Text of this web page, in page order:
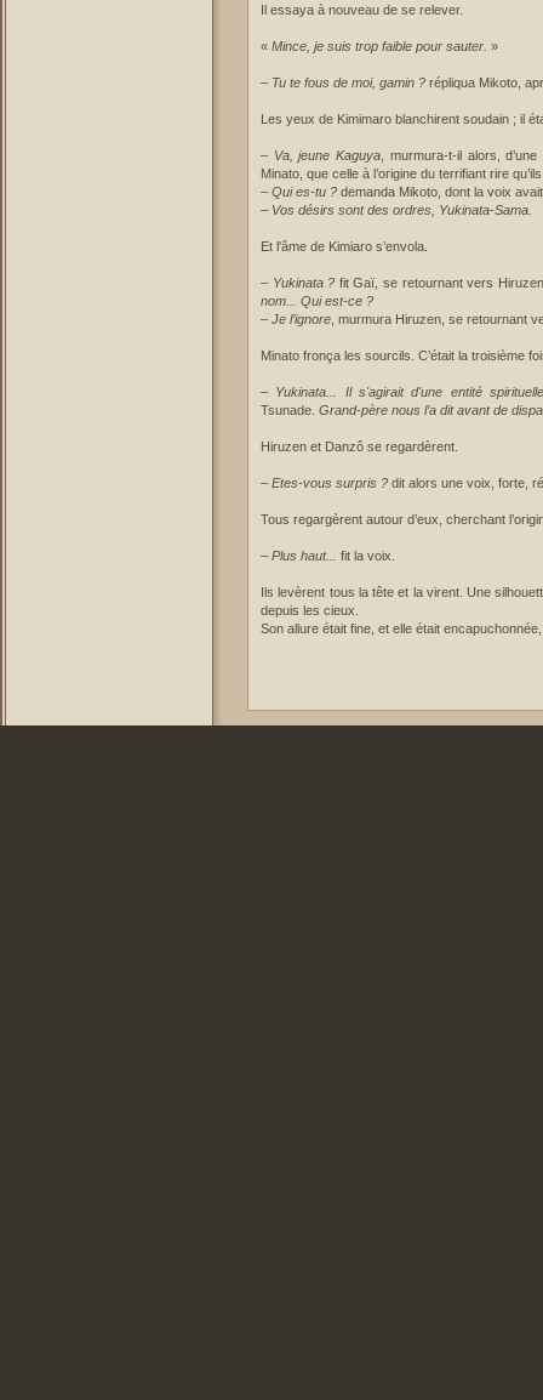
Il essaya à nouveau de se relever.
« Mince, je suis trop faible pour sauter. »
– Tu te fous de moi, gamin ? répliqua Mikoto,
Les yeux de Kimimaro blanchirent soudain ; il
– Va, jeune Kaguya , murmura-t-il alors,
Minato, que celle à l’origine du terrifiant rire
– Qui es-tu ? demanda Mikoto, dont la voix
– Vos désirs sont des ordres, Yukinata-Sama.
Et l'âme de Kimiaro s’envola.
– Yukinata ? fit Gaï, se retournant vers
nom... Qui est-ce ?
– Je l’ignore , murmura Hiruzen, se retournant
Minato fronça les sourcils. C’était la troisième
– Yukinata... Il s'agirait d'une entité
Tsunade. Grand-père nous l’a dit avant de
Hiruzen et Danzô se regardèrent.
– Etes-vous surpris ? dit alors une voix, forte,
Tous regargèrent autour d’eux, cherchant
– Plus haut... fit la voix.
Ils levèrent tous la tête et la virent. Une
depuis les cieux.
Son allure était fine, et elle était